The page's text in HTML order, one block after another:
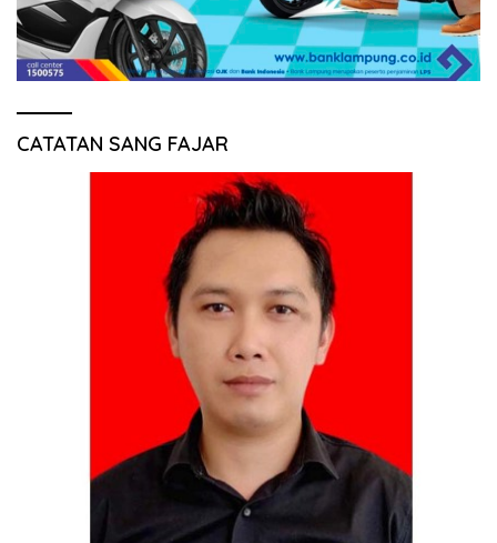
CATATAN SANG FAJAR